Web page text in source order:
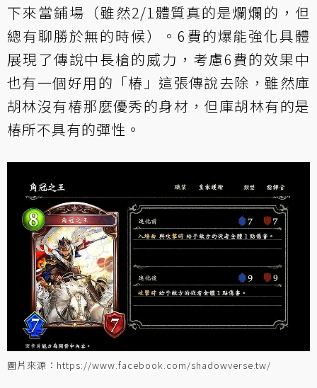
下來當鋪場（雖然2/1體質真的是爛爛的，但
總有聊勝於無的時候）。6費的爆能強化具體
展現了傳說中長槍的威力，考慮6費的效果中
也有一個好用的「椿 」這張傳說去除，雖然庫
胡林沒有椿那麼優秀的身材，但庫胡林有的是
椿所不具有的彈性。
圖片來源：https://www.facebook.com/shadowverse.tw/